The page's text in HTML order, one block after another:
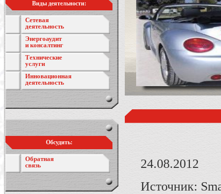
Виды деятельности:
Сетевая
деятельность
Энергоаудит
и консалтинг
Технические
услуги
Инновационная
деятельность
Обсудить:
Обратная
связь
24.08.2012
Источник: